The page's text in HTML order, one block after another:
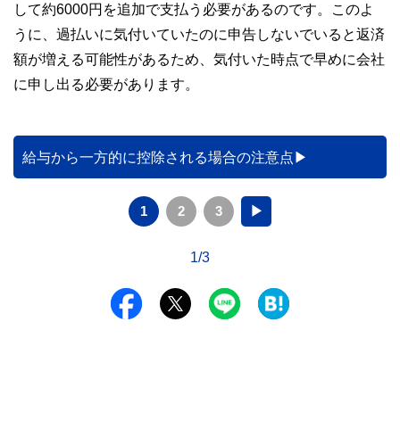
して約6000円を追加で支払う必要があるのです。このよ
うに、過払いに気付いていたのに申告しないでいると返済
額が増える可能性があるため、気付いた時点で早めに会社
に申し出る必要があります。
給与から一方的に控除される場合の注意点
1 2 3 ▶
1/3